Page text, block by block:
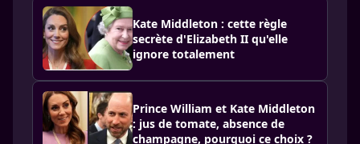
Kate Middleton : cette règle
secrète d'Elizabeth II qu'elle
ignore totalement
Prince William et Kate Middleton
: jus de tomate, absence de
champagne, pourquoi ce choix ?